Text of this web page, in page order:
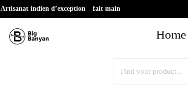
Artisanat indien d’exception – fait main